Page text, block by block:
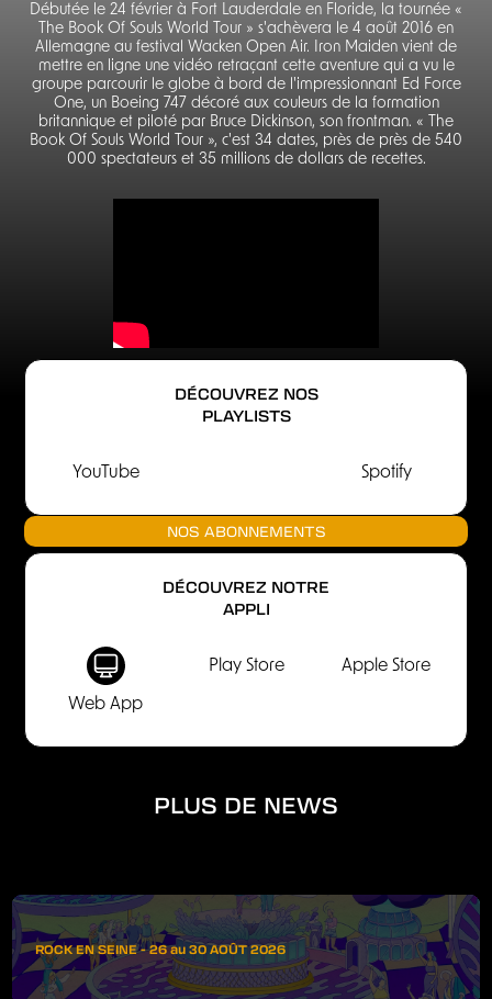
Débutée le 24 février à Fort Lauderdale en Floride, la tournée «
The Book Of Souls World Tour » s'achèvera le 4 août 2016 en
Allemagne au festival Wacken Open Air. Iron Maiden vient de
mettre en ligne une vidéo retraçant cette aventure qui a vu le
groupe parcourir le globe à bord de l'impressionnant Ed Force
One, un Boeing 747 décoré aux couleurs de la formation
britannique et piloté par Bruce Dickinson, son frontman. « The
Book Of Souls World Tour », c'est 34 dates, près de près de 540
000 spectateurs et 35 millions de dollars de recettes.
DÉCOUVREZ NOS
PLAYLISTS
YouTube Spotify
NOS ABONNEMENTS
DÉCOUVREZ NOTRE
APPLI
Web App
Play Store Apple Store
PLUS DE NEWS
ROCK EN SEINE - 26 au 30 AOÛT 2026